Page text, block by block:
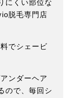
にくい部位な
脱毛専門店
でシェービ
ンダーヘア
ので、毎回シ